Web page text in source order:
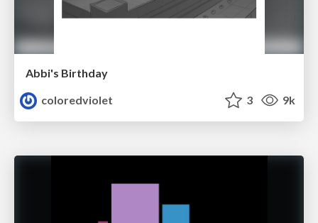
Abbi's Birthday
coloredviolet
3 9k